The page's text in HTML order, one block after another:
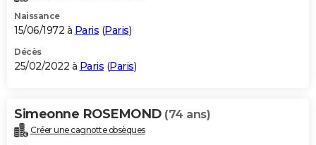
Naissance
15/06/1972 à Paris (Paris)
Décès
25/02/2022 à Paris (Paris)
Simeonne ROSEMOND (74 ans)
Créer une cagnotte obsèques